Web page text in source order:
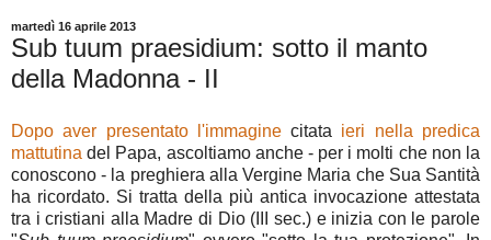
martedì 16 aprile 2013
Sub tuum praesidium: sotto il manto
della Madonna - II
Dopo aver presentato l'immaginecitata ieri nella predica
mattutina del Papa, ascoltiamo anche - per i molti che non la
conoscono - la preghiera alla Vergine Maria che Sua Santità
ha ricordato. Si tratta della più antica invocazione attestata
tra i cristiani alla Madre di Dio (III sec.) e inizia con le parole